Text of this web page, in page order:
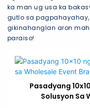
ka man ug usa ka
gutlo sa
gikinahanglan aron
paraiso!
Pasadyang
Solusyon Sa